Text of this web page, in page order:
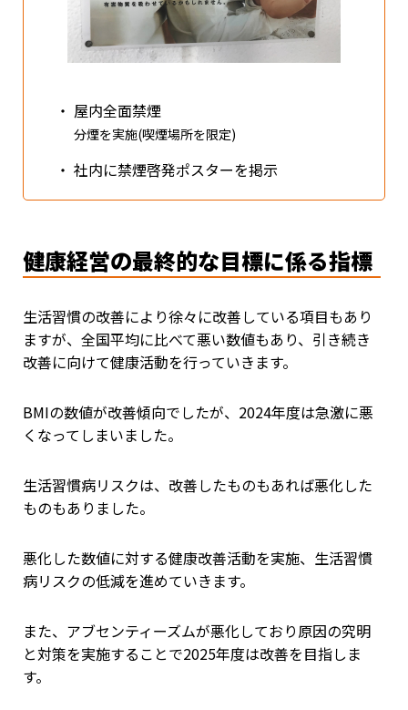
・ 屋内全面禁煙
分煙を実施(喫煙場所を限定)
・ 社内に禁煙啓発ポスターを掲示
健康経営の最終的な目標に係る指標
生活習慣の改善により徐々に改善している項目もあり
ますが、全国平均に比べて悪い数値もあり、引き続き
改善に向けて健康活動を行っていきます。
BMIの数値が改善傾向でしたが、2024年度は急激に悪
くなってしまいました。
生活習慣病リスクは、改善したものもあれば悪化した
ものもありました。
悪化した数値に対する健康改善活動を実施、生活習慣
病リスクの低減を進めていきます。
また、アブセンティーズムが悪化しており原因の究明
と対策を実施することで2025年度は改善を目指しま
す。